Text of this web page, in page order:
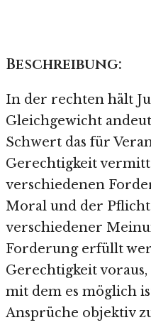
Beschreibung:
In der rechten hält
Gleichgewicht
Schwert das für
Gerechtigkeit
verschiedenen
Moral und der
verschiedener
Forderung erfüllt
Gerechtigkeit
mit dem es möglich
Ansprüche objektiv